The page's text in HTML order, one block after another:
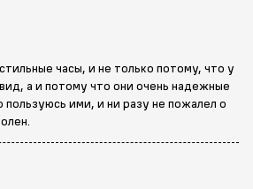
часы, и не только потому, что у
а и потому что они очень надежные
ими, и ни разу не пожалел о